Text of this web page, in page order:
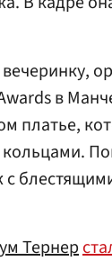
вечеринку,
в
платье,
Тернер